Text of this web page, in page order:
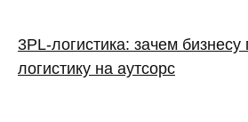
3PL‑логистика: зачем
логистику на аутсорс